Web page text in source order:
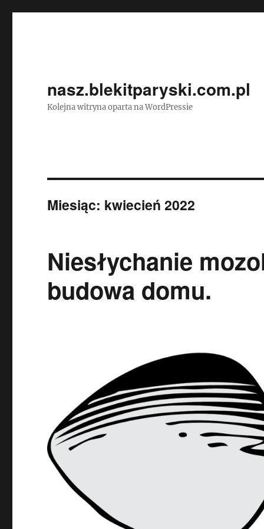
nasz.blekitparyski.com.pl
Kolejna witryna oparta na WordPressie
Miesiąc: kwiecień 2022
Niesłychanie
budowa domu.